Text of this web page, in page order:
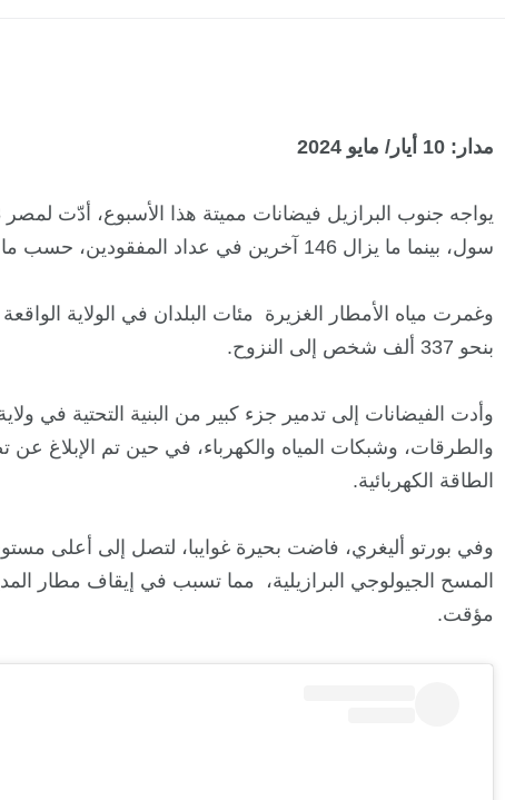
مدار: 10 أيار/ مايو 2024
سول، بينما ما يزال 146 آخرين في عداد المفقودين، حسب ما أعلنه الدفاع المدني البرازيلي.
وغمرت مياه الأمطار الغزيرة مئات البلدان في الولاية
بنحو 337 ألف شخص إلى النزوح.
وأدت الفيضانات إلى تدمير جزء كبير من البنية التحتية في
والطرقات، وشبكات المياه والكهرباء، في حين تم الإبلاغ
الطاقة الكهربائية.
وفي بورتو أليغري، فاضت بحيرة غوايبا، لتصل إلى أعلى
المسح الجيولوجي البرازيلية، مما تسبب في إيقاف مطار
مؤقت.